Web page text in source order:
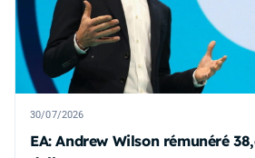
30/07/2026
EA: Andrew Wilson rémunéré